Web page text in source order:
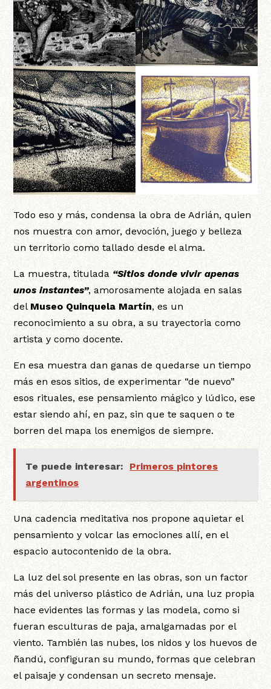
Todo eso y más, condensa la obra de Adrián, quien
nos muestra con amor, devoción, juego y belleza
un territorio como tallado desde el alma.
La muestra, titulada “Sitios donde vivir apenas
unos instantes”, amorosamente alojada en salas
del Museo Quinquela Martín, es un
reconocimiento a su obra, a su trayectoria como
artista y como docente.
En esa muestra dan ganas de quedarse un tiempo
más en esos sitios, de experimentar “de nuevo”
esos rituales, ese pensamiento mágico y lúdico, ese
estar siendo ahí, en paz, sin que te saquen o te
borren del mapa los enemigos de siempre.
Te puede interesar:
Primeros pintores
argentinos
Una cadencia meditativa nos propone aquietar el
pensamiento y volcar las emociones allí, en el
espacio autocontenido de la obra.
La luz del sol presente en las obras, son un factor
más del universo plástico de Adrián, una luz propia
hace evidentes las formas y las modela, como si
fueran esculturas de paja, amalgamadas por el
viento. También las nubes, los nidos y los huevos de
ñandú, configuran su mundo, formas que celebran
el paisaje y condensan un secreto mensaje.